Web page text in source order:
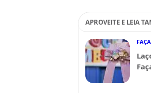
APROVEITE E LEIA